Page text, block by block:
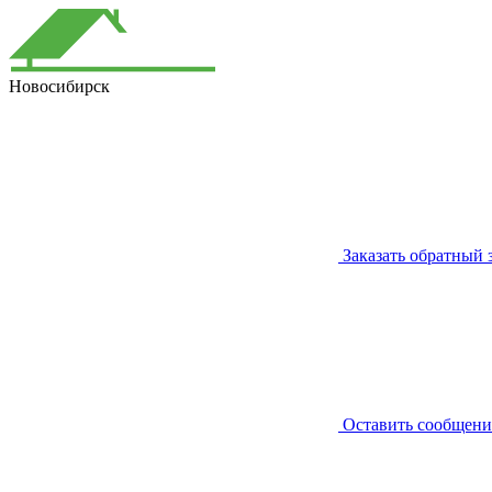
Новосибирск
Заказать обратный
Оставить